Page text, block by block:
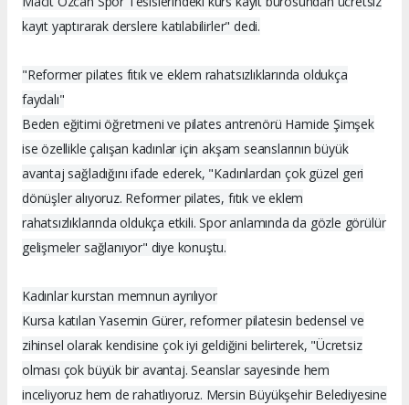
kayıt yaptırarak derslere katılabilirler" dedi.
"Reformer pilates fıtık ve eklem rahatsızlıklarında oldukça
faydalı"
Beden eğitimi öğretmeni ve pilates antrenörü Hamide Şimşek
ise özellikle çalışan kadınlar için akşam seanslarının büyük
avantaj sağladığını ifade ederek, "Kadınlardan çok güzel geri
dönüşler alıyoruz. Reformer pilates, fıtık ve eklem
rahatsızlıklarında oldukça etkili. Spor anlamında da gözle görülür
gelişmeler sağlanıyor" diye konuştu.
Kadınlar kurstan memnun ayrılıyor
Kursa katılan Yasemin Gürer, reformer pilatesin bedensel ve
zihinsel olarak kendisine çok iyi geldiğini belirterek, "Ücretsiz
olması çok büyük bir avantaj. Seanslar sayesinde hem
inceliyoruz hem de rahatlıyoruz. Mersin Büyükşehir Belediyesine